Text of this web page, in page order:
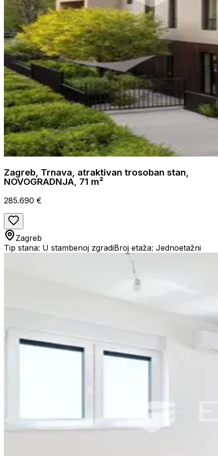
Zagreb, Trnava, atraktivan trosoban stan,
NOVOGRADNJA, 71 m²
285.690 €
Zagreb
Tip stana: U stambenoj zgradiBroj etaža: Jednoetažni